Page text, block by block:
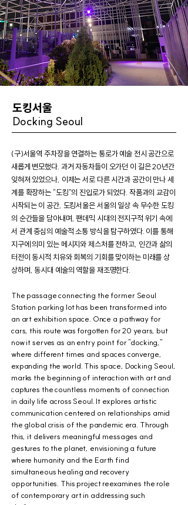
​도킹서울
Docking Seoul
(구)서울역 주차장을 연결하는 통로가 예술 전시 공간으로
새롭게 변모했다. 과거 자동차들이 오가던 이 길은 20년간
잊혀져 있었으나, 이제는 서로 다른 시간과 공간이 만나 세
계를 확장하는 "도킹"의 진입로가 되었다. 작품과의 교감이
시작되는 이 공간, 도킹서울은 서울의 일상 속 무수한 도킹
의 순간들을 담아내며, 팬데믹 시대의 전지구적 위기 속에
서 관계 중심의 예술적 소통 방식을 탐구하였다. 이를 통해
지구에 의미 있는 메시지와 제스처를 전하고, 인간과 삶의
터전이 동시적 치유와 회복의 기회를 맞이하는 미래를 상
상하며, 동시대 예술의 역할을 재조명한다.
The passage connecting the former Seoul
Station parking lot has been transformed into
an art exhibition space. Once a pathway for
cars, this route was forgotten for 20 years, but
now it serves as an entry point for "docking,"
where different times and spaces converge,
expanding the world. This space, Docking Seoul,
marks the beginning of interaction with art and
captures the countless moments of connection
in daily life across Seoul. It explores artistic
communication centered on relationships amid
the global crisis of the pandemic era. Through
this, it delivers meaningful messages and
gestures to the planet, envisioning a future
where humanity and the Earth find
simultaneous healing and recovery
opportunities. This project reexamines the role
of contemporary art in addressing such